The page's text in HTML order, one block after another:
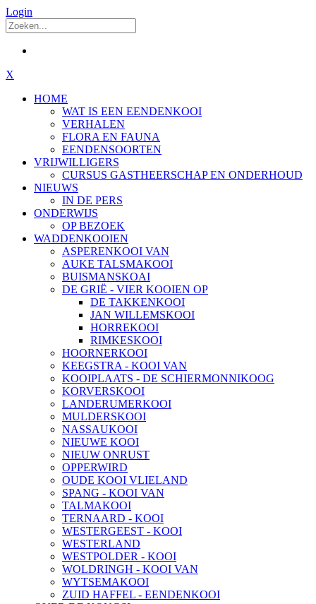
Login
X
HOME
WAT IS EEN EENDENKOOI
VERHALEN
FLORA EN FAUNA
EENDENSOORTEN
VRIJWILLIGERS
CURSUS GASTHEERSCHAP EN ONDERHOUD
NIEUWS
IN DE PERS
ONDERWIJS
OP BEZOEK
WADDENKOOIEN
ASPERENKOOI VAN
AUKE TALSMAKOOI
BUISMANSKOAI
DE GRIË - VIER KOOIEN OP
DE TAKKENKOOI
JAN WILLEMSKOOI
HORREKOOI
RIMKESKOOI
HOORNERKOOI
KEEGSTRA - KOOI VAN
KOOIPLAATS - DE SCHIERMONNIKOOG
KORVERSKOOI
LANDERUMERKOOI
MULDERSKOOI
NASSAUKOOI
NIEUWE KOOI
NIEUW ONRUST
OPPERWIRD
OUDE KOOI VLIELAND
SPANG - KOOI VAN
TALMAKOOI
TERNAARD - KOOI
WESTERGEEST - KOOI
WESTERLAND
WESTPOLDER - KOOI
WOLDRINGH - KOOI VAN
WYTSEMAKOOI
ZUID HAFFEL - EENDENKOOI